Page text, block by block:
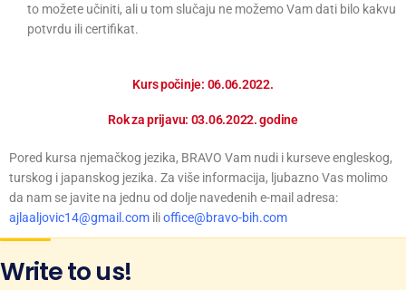
to možete učiniti, ali u tom slučaju ne možemo Vam dati bilo kakvu
potvrdu ili certifikat.
Kurs počinje: 06.06.2022.
Rok za prijavu: 03.06.2022. godine
Pored kursa njemačkog jezika, BRAVO Vam nudi i kurseve engleskog,
turskog i japanskog jezika. Za više informacija, ljubazno Vas molimo
da nam se javite na jednu od dolje navedenih e-mail adresa:
ajlaaljovic14@gmail.com ilioffice@bravo-bih.com
Write to us!